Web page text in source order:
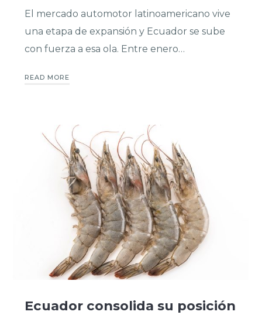
El mercado automotor latinoamericano vive
una etapa de expansión y Ecuador se sube
con fuerza a esa ola. Entre enero…
READ MORE
Ecuador consolida su posición